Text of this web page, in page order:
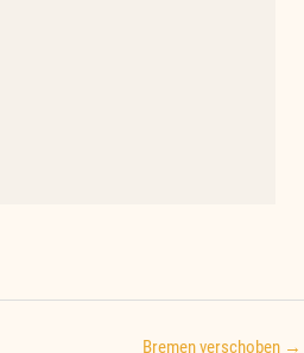
Bremen verschoben →